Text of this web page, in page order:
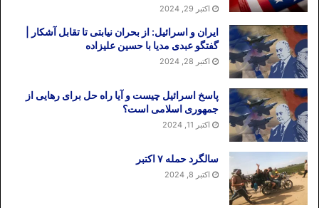
اکتبر 29, 2024
ایران و اسرائیل: از بحران نیابتی تا تقابل آشکار |
گفتگو عبدی مدیا با حسین علیزاده
اکتبر 28, 2024
پاسخ اسرائیل چیست و آیا راه حل برای رهایی از
جمهوری اسلامی است؟
اکتبر 11, 2024
سالگرد حمله ۷ اکتبر
اکتبر 8, 2024